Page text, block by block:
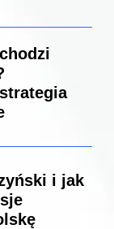
i jak